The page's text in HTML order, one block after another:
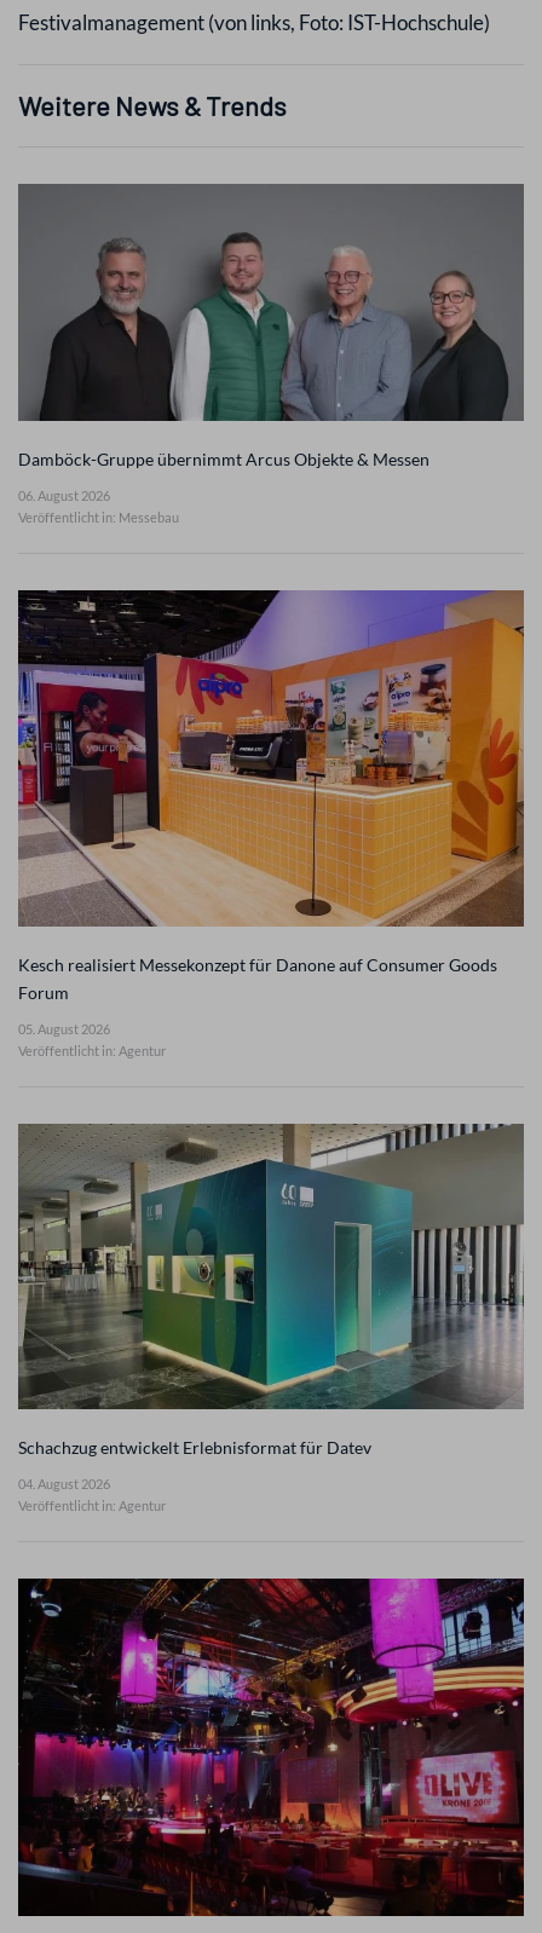
Festivalmanagement (von links, Foto: IST-Hochschule)
Weitere News & Trends
Damböck-Gruppe übernimmt Arcus Objekte & Messen
06. August 2026
Veröffentlicht in: Messebau
Kesch realisiert Messekonzept für Danone auf Consumer Goods
Forum
05. August 2026
Veröffentlicht in: Agentur
Schachzug entwickelt Erlebnisformat für Datev
04. August 2026
Veröffentlicht in: Agentur